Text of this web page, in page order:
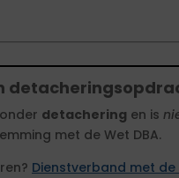
detachering en is
met de Wet DBA.
Dienstverband met